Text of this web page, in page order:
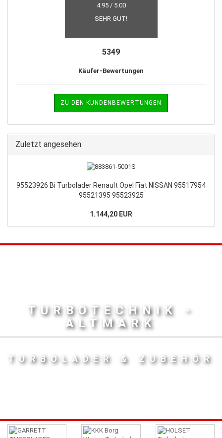
4.95 / 5.00
SEHR GUT!
5349
Käufer-Bewertungen
ZU DEN KUNDENBEWERTUNGEN
Zuletzt angesehen
95523926 Bi Turbolader Renault Opel Fiat NISSAN 95517954
95521395 95523925
1.144,20 EUR
TURBOTECHNIK -
ALTMARK
TURBOLADER & ZUBEHÖR